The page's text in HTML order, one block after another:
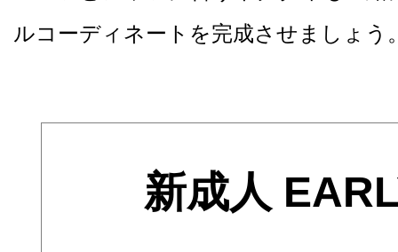
ルコーディネートを完成させましょう
新成人